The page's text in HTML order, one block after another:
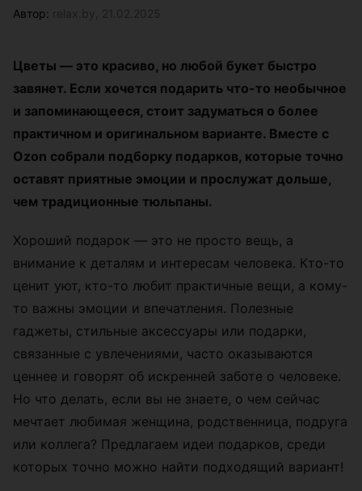
Автор:
Цветы — это красиво, но любой букет быстро
завянет. Если хочется подарить что-то необычное
и запоминающееся, стоит задуматься о более
практичном и оригинальном варианте. Вместе с
Ozon собрали подборку подарков, которые точно
оставят приятные эмоции и прослужат дольше,
чем традиционные тюльпаны.
Хороший подарок — это не просто вещь, а
внимание к деталям и интересам человека. Кто-то
ценит уют, кто-то любит практичные вещи, а кому-
то важны эмоции и впечатления. Полезные
гаджеты, стильные аксессуары или подарки,
связанные с увлечениями, часто оказываются
ценнее и говорят об искренней заботе о человеке.
Но что делать, если вы не знаете, о чем сейчас
мечтает любимая женщина, родственница, подруга
или коллега? Предлагаем идеи подарков, среди
которых точно можно найти подходящий вариант!